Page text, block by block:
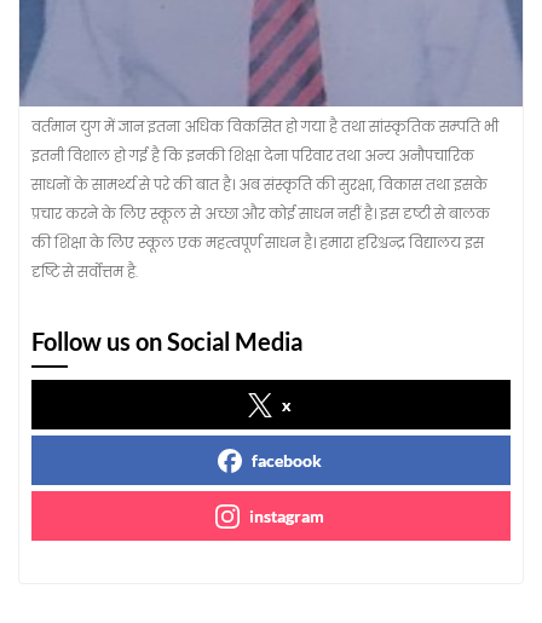
वर्तमान युग में ज्ञान इतना अधिक विकसित हो गया है तथा सांस्कृतिक सम्पति भी
इतनी विशाल हो गई है कि इनकी शिक्षा देना परिवार तथा अन्य अनौपचारिक
साधनों के सामर्थ्य से परे की बात है। अब संस्कृति की सुरक्षा, विकास तथा इसके
प्रचार करने के लिए स्कूल से अच्छा और कोई साधन नहीं है। इस दृष्टी से बालक
की शिक्षा के लिए स्कूल एक महत्वपूर्ण साधन है। हमारा हरिश्चन्द्र विद्यालय इस
दृष्टि से सर्वोत्तम है.
Follow us on Social Media
x
facebook
instagram